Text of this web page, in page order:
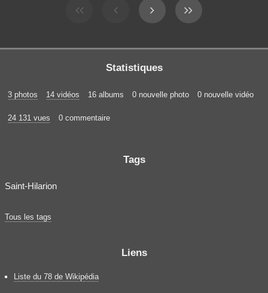
Statistiques
3 photos 14 vidéos 16 albums 0 nouvelle photo 0 nouvelle vidéo
24 131 vues 0 commentaire
Tags
Saint-Hilarion
Tous les tags
Liens
Liste du 78 de Wikipédia